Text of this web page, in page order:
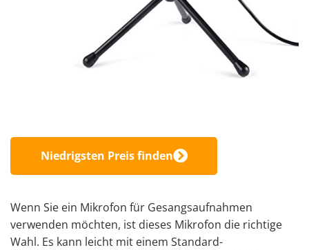
Niedrigsten Preis finden
Wenn Sie ein Mikrofon für Gesangsaufnahmen
verwenden möchten, ist dieses Mikrofon die richtige
Wahl. Es kann leicht mit einem Standard-